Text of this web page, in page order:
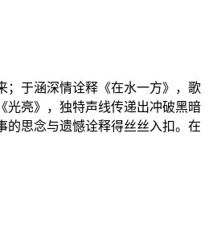
；于涵深情诠释《在水一方》，歌
光亮》，独特声线传递出冲破黑暗
的思念与遗憾诠释得丝丝入扣。在